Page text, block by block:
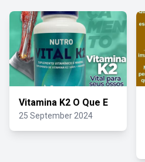
Vitamina K2 O Que E
25 September 2024